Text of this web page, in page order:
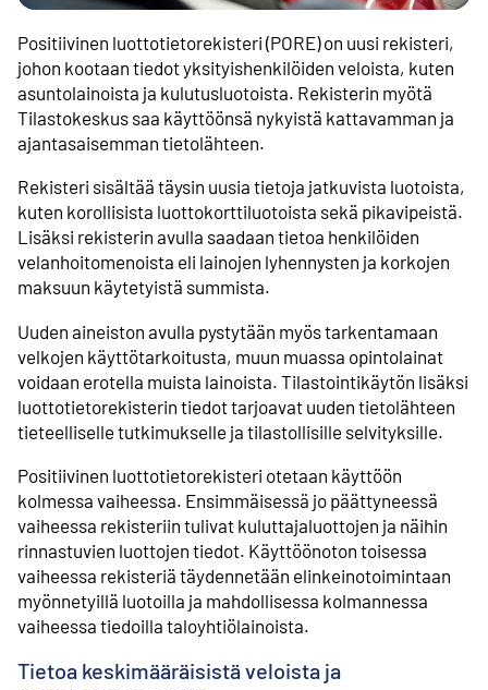
Positiivinen luottotietorekisteri (PORE) on uusi rekisteri,
johon kootaan tiedot yksityishenkilöiden veloista, kuten
asuntolainoista ja kulutusluotoista. Rekisterin myötä
Tilastokeskus saa käyttöönsä nykyistä kattavamman ja
ajantasaisemman tietolähteen.
Rekisteri sisältää täysin uusia tietoja jatkuvista luotoista,
kuten korollisista luottokorttiluotoista sekä pikavipeistä.
Lisäksi rekisterin avulla saadaan tietoa henkilöiden
velanhoitomenoista eli lainojen lyhennysten ja korkojen
maksuun käytetyistä summista.
Uuden aineiston avulla pystytään myös tarkentamaan
velkojen käyttötarkoitusta, muun muassa opintolainat
voidaan erotella muista lainoista. Tilastointikäytön lisäksi
luottotietorekisterin tiedot tarjoavat uuden tietolähteen
tieteelliselle tutkimukselle ja tilastollisille selvityksille.
Positiivinen luottotietorekisteri otetaan käyttöön
kolmessa vaiheessa. Ensimmäisessä jo päättyneessä
vaiheessa rekisteriin tulivat kuluttajaluottojen ja näihin
rinnastuvien luottojen tiedot. Käyttöönoton toisessa
vaiheessa rekisteriä täydennetään elinkeinotoimintaan
myönnetyillä luotoilla ja mahdollisessa kolmannessa
vaiheessa tiedoilla taloyhtiölainoista.
Tietoa keskimääräisistä veloista ja